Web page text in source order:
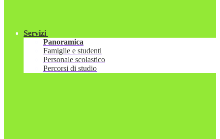
Servizi
Panoramica
Famiglie e studenti
Personale scolastico
Percorsi di studio